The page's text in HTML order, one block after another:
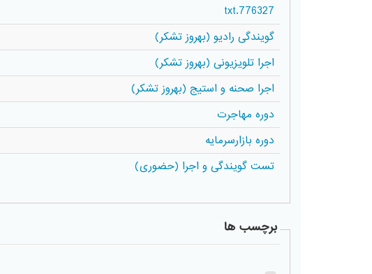
776327.txt
گویندگی رادیو (بهروز تشکر)
اجرا تلویزیونی (بهروز تشکر)
اجرا صحنه و استیج (بهروز تشکر)
دوره مهاجرت
دوره بازارسرمایه
تست گویندگی و اجرا (حضوری)
برچسب ها